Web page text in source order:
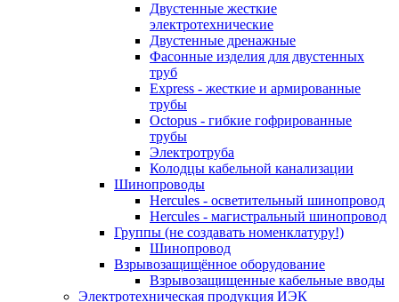
Двустенные жесткие
электротехнические
Двустенные дренажные
Фасонные изделия для двустенных
труб
Express - жесткие и армированные
трубы
Octopus - гибкие гофрированные
трубы
Электротруба
Колодцы кабельной канализации
Шинопроводы
Hercules - осветительный шинопровод
Hercules - магистральный шинопровод
Группы (не создавать номенклатуру!)
Шинопровод
Взрывозащищённое оборудование
Взрывозащищенные кабельные вводы
Электротехническая продукция ИЭК